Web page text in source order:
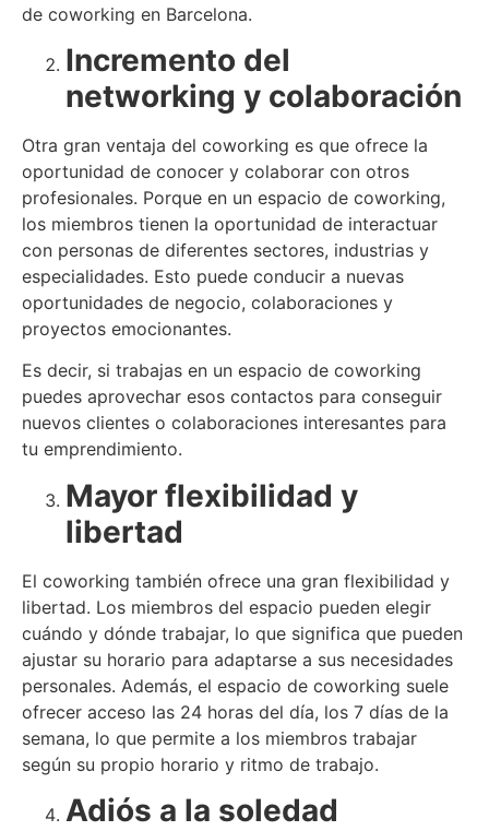
de coworking en Barcelona.
Incremento del
networking y colaboración
Otra gran ventaja del coworking es que ofrece la
oportunidad de conocer y colaborar con otros
profesionales. Porque en un espacio de coworking,
los miembros tienen la oportunidad de interactuar
con personas de diferentes sectores, industrias y
especialidades. Esto puede conducir a nuevas
oportunidades de negocio, colaboraciones y
proyectos emocionantes.
Es decir, si trabajas en un espacio de coworking
puedes aprovechar esos contactos para conseguir
nuevos clientes o colaboraciones interesantes para
tu emprendimiento.
Mayor flexibilidad y
libertad
El coworking también ofrece una gran flexibilidad y
libertad. Los miembros del espacio pueden elegir
cuándo y dónde trabajar, lo que significa que pueden
ajustar su horario para adaptarse a sus necesidades
personales. Además, el espacio de coworking suele
ofrecer acceso las 24 horas del día, los 7 días de la
semana, lo que permite a los miembros trabajar
según su propio horario y ritmo de trabajo.
Adiós a la soledad